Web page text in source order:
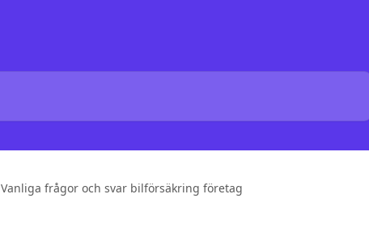
Vanliga frågor och svar bilförsäkring företag